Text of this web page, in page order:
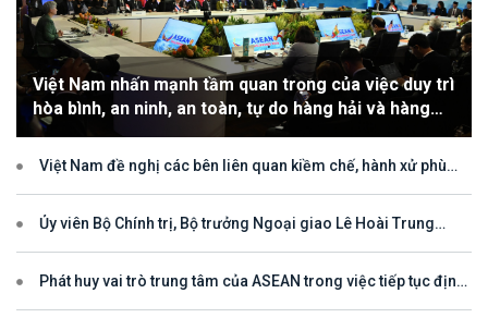
Việt Nam nhấn mạnh tầm quan trọng của việc duy trì
hòa bình, an ninh, an toàn, tự do hàng hải và hàng
không
Việt Nam đề nghị các bên liên quan kiềm chế, hành xử phù
phán đối với vùng đặc quyền kinh tế và thềm lục địa của quốc gia
ven biển
Ủy viên Bộ Chính trị, Bộ trưởng Ngoại giao Lê Hoài Trung
Phát huy vai trò trung tâm của ASEAN trong việc tiếp tục định